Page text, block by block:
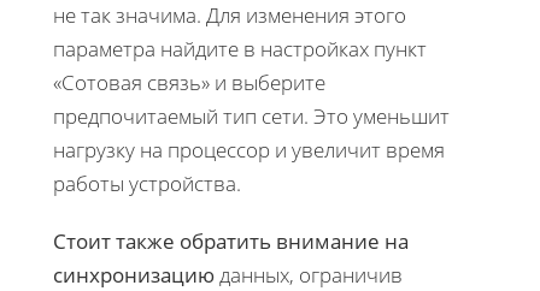
не так значима. Для изменения этого
параметра найдите в настройках пункт
«Сотовая связь» и выберите
предпочитаемый тип сети. Это уменьшит
нагрузку на процессор и увеличит время
работы устройства.
Стоит также обратить внимание на
синхронизациюданных, ограничив